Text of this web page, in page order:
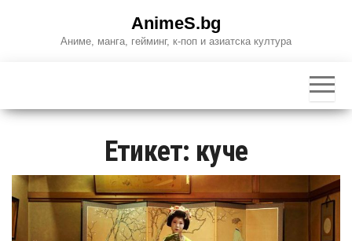
AnimeS.bg
Аниме, манга, гейминг, к-поп и азиатска култура
Етикет: куче